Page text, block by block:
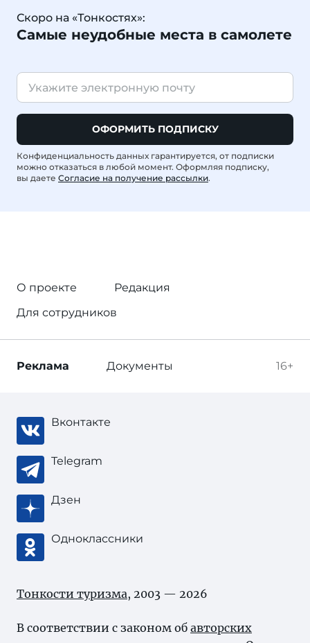
Скоро на «Тонкостях»:
Самые неудобные места в самолете
ОФОРМИТЬ ПОДПИСКУ
Конфиденциальность данных гарантируется, от подписки
можно отказаться в любой момент. Оформляя подписку,
вы даете Согласие на получение рассылки.
О проекте
Редакция
Для сотрудников
16+
Реклама Документы
Вконтакте
Telegram
Дзен
Одноклассники
Тонкости туризма, 2003 — 2026
В соответствии с законом об авторских